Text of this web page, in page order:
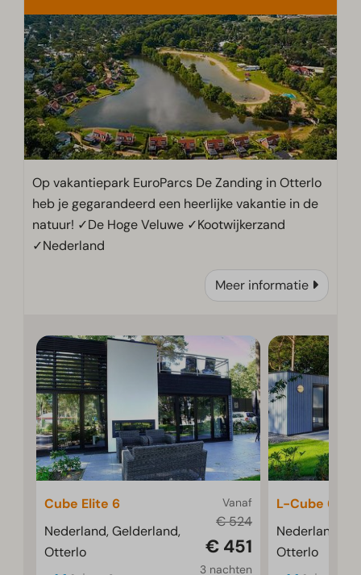
Op vakantiepark EuroParcs De Zanding in Otterlo
heb je gegarandeerd een heerlijke vakantie in de
natuur! ✓De Hoge Veluwe ✓Kootwijkerzand
✓Nederland
Meer informatie
Vanaf
€ 524
€ 451
3 nachten
Cube Elite 6
Nederland, Gelderland,
Otterlo
L-Cube 6
Nederland,
Otterlo